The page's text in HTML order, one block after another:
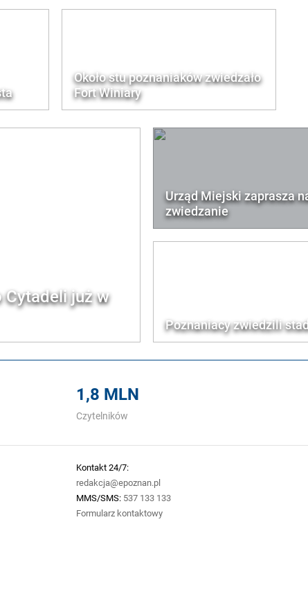
Około stu poznaniaków zwiedzało
Fort Winiary
Cytadeli już w
Urząd Miejski zaprasza
zwiedzanie
Poznaniacy zwiedzili
1,8 MLN
Czytelników
Kontakt 24/7:
redakcja@epoznan.pl
MMS/SMS: 537 133 133
Formularz kontaktowy